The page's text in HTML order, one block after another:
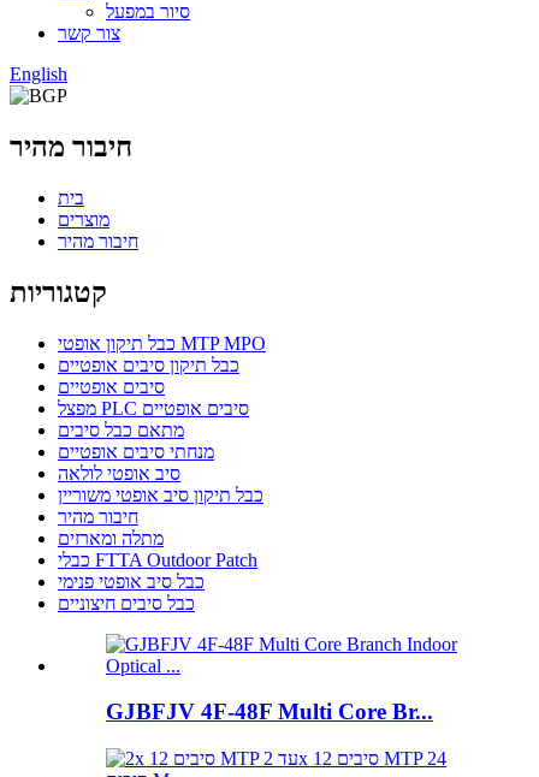
סיור במפעל
צור קשר
English
חיבור מהיר
בית
מוצרים
חיבור מהיר
קטגוריות
כבל תיקון אופטי MTP MPO
כבל תיקון סיבים אופטיים
סיבים אופטיים
מפצל PLC סיבים אופטיים
מתאם כבל סיבים
מנחתי סיבים אופטיים
סיב אופטי לולאה
כבל תיקון סיב אופטי משוריין
חיבור מהיר
מתלה ומארזים
כבלי FTTA Outdoor Patch
כבל סיב אופטי פנימי
כבל סיבים חיצוניים
GJBFJV 4F-48F Multi Core Br...